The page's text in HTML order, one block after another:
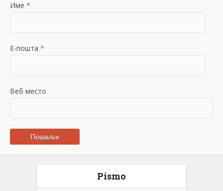
Име *
Е-пошта *
Веб место
Pismo